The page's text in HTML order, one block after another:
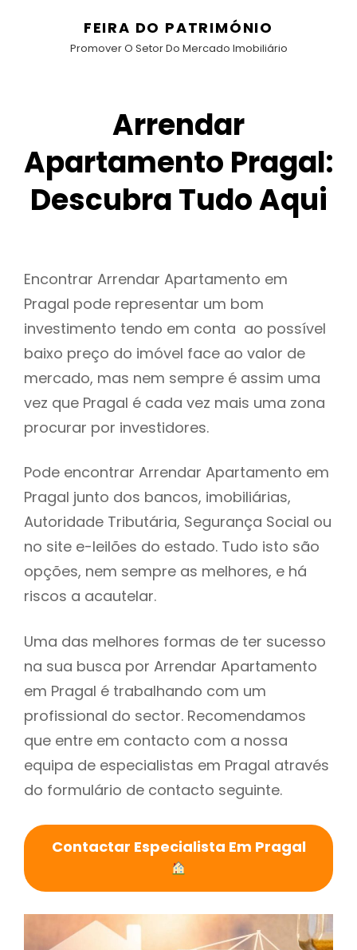
FEIRA DO PATRIMÓNIO
Promover O Setor Do Mercado Imobiliário
Arrendar
Apartamento Pragal:
Descubra Tudo Aqui
Encontrar Arrendar Apartamento em
Pragal pode representar um bom
investimento tendo em conta ao possível
baixo preço do imóvel face ao valor de
mercado, mas nem sempre é assim uma
vez que Pragal é cada vez mais uma zona
procurar por investidores.
Pode encontrar Arrendar Apartamento em
Pragal junto dos bancos, imobiliárias,
Autoridade Tributária, Segurança Social ou
no site e-leilões do estado. Tudo isto são
opções, nem sempre as melhores, e há
riscos a acautelar.
Uma das melhores formas de ter sucesso
na sua busca por Arrendar Apartamento
em Pragal é trabalhando com um
profissional do sector. Recomendamos
que entre em contacto com a nossa
equipa de especialistas em Pragal através
do formulário de contacto seguinte.
Contactar Especialista Em Pragal